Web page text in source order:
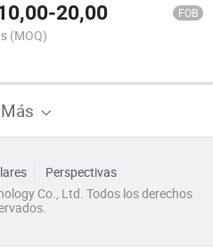
-20,00 FOB
(MOQ)
Perspectivas
Co., Ltd. Todos los derechos